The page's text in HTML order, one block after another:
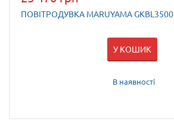
ПОВІТРОДУВКА MARUYAMA GKBL3500
У КОШИК
В наявності